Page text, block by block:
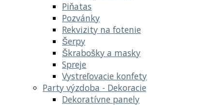
Piňatas
Pozvánky
Rekvizity na fotenie
Šerpy
Škrabošky a masky
Spreje
Vystreľovacie konfety
Party výzdoba - Dekoracie
Dekoratívne panely